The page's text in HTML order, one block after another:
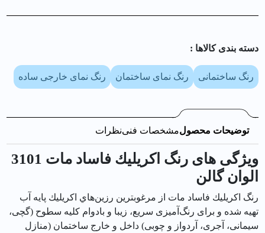
دسته بندی کالا‌ها :
رنگ ساختمانی رنگ نمای ساختمان رنگ نمای خارجی ساده
توضیحات محصولمشخصات فنینظرات
ویژگی های رنگ اكريليك فاساد مات 3101
الوان گالن
رنگ اكريليك فاساد مات از مرغوبترين رزين‌هاي اكريليك پايه آب
تهيه شده و برای رنگ‌آمیزی سریع، زیبا و بادوام کلیه سطوح (گچی،
سیمانی، آجری، آردواز و چوبی) داخل و خارج ساختمان (منازل